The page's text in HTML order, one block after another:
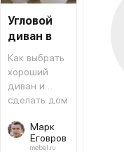
Угловой
диван в
интерьере
Как выбрать
хороший
диван и
сделать дом
Марк
Еговров
mebel.ru